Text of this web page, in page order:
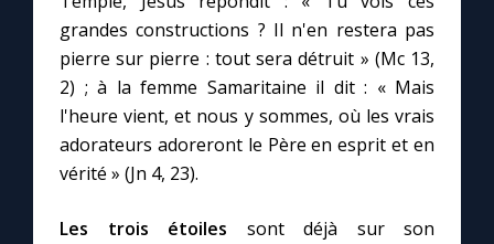
grandes constructions ? Il n'en restera pas
pierre sur pierre : tout sera détruit » (Mc 13,
2) ; à la femme Samaritaine il dit : « Mais
l'heure vient, et nous y sommes, où les vrais
adorateurs adoreront le Père en esprit et en
vérité » (Jn 4, 23).
Les trois étoiles sont déjà sur son